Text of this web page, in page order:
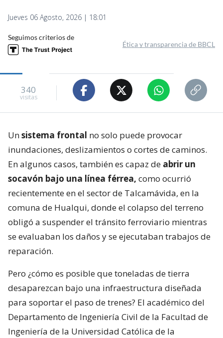
Jueves 06 Agosto, 2026 | 18:01
Seguimos criterios de
Ética y transparencia de BBCL
340
visitas
Unsistema frontal no solo puede provocar
inundaciones, deslizamientos o cortes de caminos.
En algunos casos, también es capaz de abrir un
socavón bajo una línea férrea, como ocurrió
recientemente en el sector de Talcamávida, en la
comuna de Hualqui, donde el colapso del terreno
obligó a suspender el tránsito ferroviario mientras
se evaluaban los daños y se ejecutaban trabajos de
reparación.
Pero ¿cómo es posible que toneladas de tierra
desaparezcan bajo una infraestructura diseñada
para soportar el paso de trenes? El académico del
Departamento de Ingeniería Civil de la Facultad de
Ingeniería de la Universidad Católica de la